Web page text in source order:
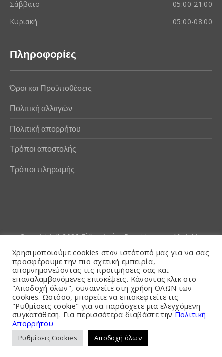
Σάββατο
05:00-21:00
Κυριακή
05:00-08:00
Πληροφορίες
Όροι και Προϋποθέσεις
Πολιτική αλλαγών
Πολιτική απορρήτου
Τρόποι αποστολής
Τρόποι πληρωμής
Copyright © 2026Είδη αλιείας Poseidwnn.gr. All rights
reserved. Powered by
PlexusCore
Όροι και Προϋποθέσεις
Χρησιμοποιούμε cookies στον ιστότοπό μας για να σας
προσφέρουμε την πιο σχετική εμπειρία,
απομνημονεύοντας τις προτιμήσεις σας και
επαναλαμβανόμενες επισκέψεις. Κάνοντας κλικ στο
"Αποδοχή όλων", συναινείτε στη χρήση ΟΛΩΝ των
cookies. Ωστόσο, μπορείτε να επισκεφτείτε τις
"Ρυθμίσεις cookie" για να παράσχετε μια ελεγχόμενη
συγκατάθεση. Για περισσότερα διαβάστε την Πολιτική
Απορρήτου
Ρυθμίσεις Cookies Αποδοχή όλων